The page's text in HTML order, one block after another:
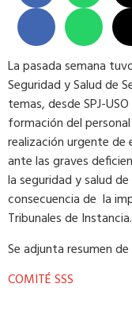
La pasada semana
Seguridad y Salud de
temas, desde SPJ-
formación del
realización urgente de
ante las graves
la seguridad y salud
consecuencia de la
Tribunales de Instancia.
Se adjunta resumen
COMITÉ SSS